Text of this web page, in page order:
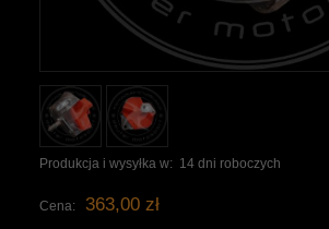
Produkcja i wysyłka w: 14 dni roboczych
Cena: 363,00 zł